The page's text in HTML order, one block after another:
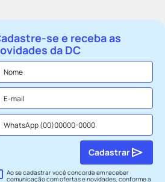
se e receba as
da DC
Ao se cadastrar você concorda em receber
comunicação com ofertas e novidades, conforme a
Cadastrar